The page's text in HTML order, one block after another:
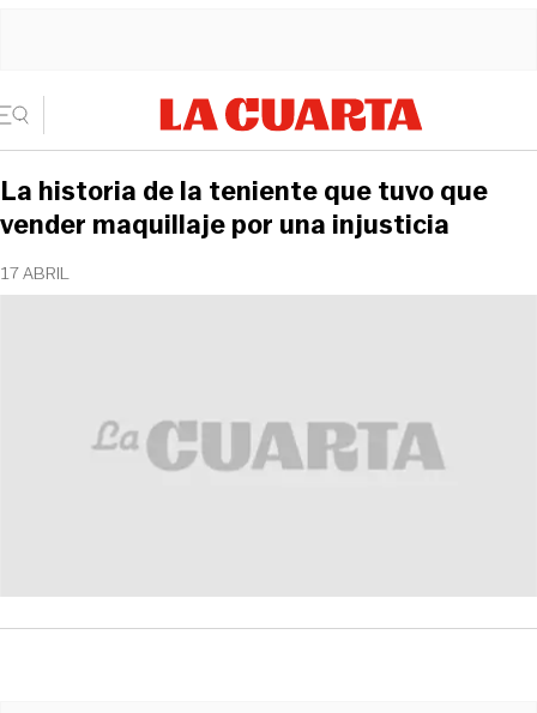
17 ABRIL
La historia de la teniente que tuvo que
vender maquillaje por una injusticia